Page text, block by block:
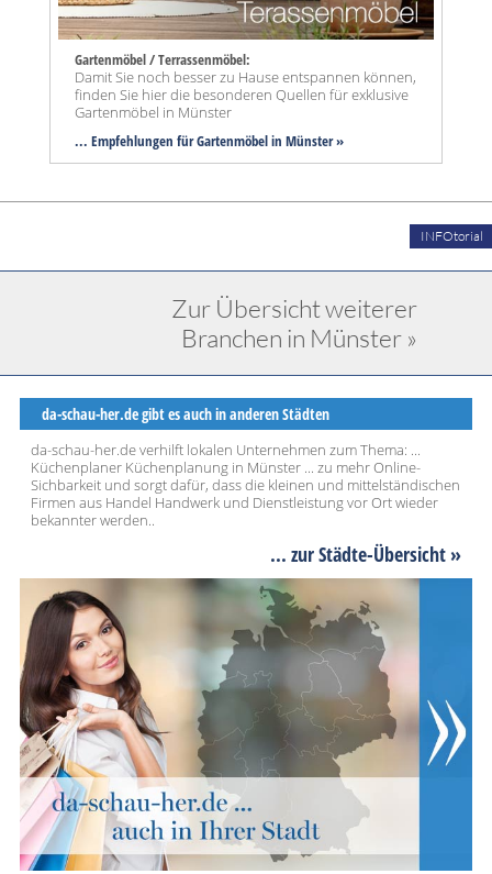
Gartenmöbel / Terrassenmöbel:
Damit Sie noch besser zu Hause entspannen können,
finden Sie hier die besonderen Quellen für exklusive
Gartenmöbel in Münster
... Empfehlungen für Gartenmöbel in Münster »
INFOtorial
Zur Übersicht weiterer
Branchen in Münster »
da-schau-her.de gibt es auch in anderen Städten
da-schau-her.de verhilft lokalen Unternehmen zum Thema: ...
Küchenplaner Küchenplanung in Münster ... zu mehr Online-
Sichbarkeit und sorgt dafür, dass die kleinen und mittelständischen
Firmen aus Handel Handwerk und Dienstleistung vor Ort wieder
bekannter werden..
... zur Städte-Übersicht »